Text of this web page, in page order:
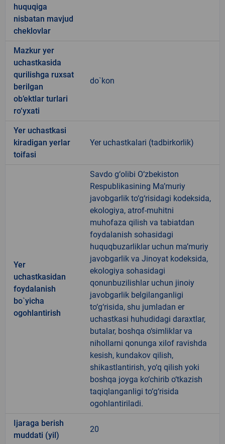
huquqiga
nisbatan mavjud
cheklovlar
Mazkur yer
uchastkasida
qurilishga ruxsat
berilgan
ob’ektlar turlari
ro‘yxati
do`kon
Yer uchastkasi
kiradigan yerlar
toifasi
Yer uchastkalari (tadbirkorlik)
Yer
uchastkasidan
foydalanish
bo`yicha
ogohlantirish
Savdo g‘olibi O‘zbekiston
Respublikasining Ma’muriy
javobgarlik to‘g‘risidagi kodeksida,
ekologiya, atrof-muhitni
muhofaza qilish va tabiatdan
foydalanish sohasidagi
huquqbuzarliklar uchun ma’muriy
javobgarlik va Jinoyat kodeksida,
ekologiya sohasidagi
qonunbuzilishlar uchun jinoiy
javobgarlik belgilanganligi
to‘g‘risida, shu jumladan er
uchastkasi huhudidagi daraxtlar,
butalar, boshqa o‘simliklar va
nihollarni qonunga xilof ravishda
kesish, kundakov qilish,
shikastlantirish, yo‘q qilish yoki
boshqa joyga ko‘chirib o‘tkazish
taqiqlanganligi to‘g‘risida
ogohlantiriladi.
Ijaraga berish
muddati (yil)
20